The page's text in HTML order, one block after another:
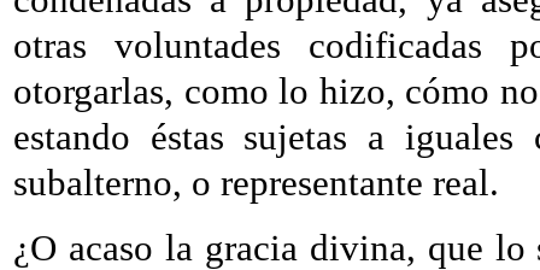
otras voluntades codificadas
otorgarlas, como lo hizo, cómo
estando éstas sujetas a
subalterno, o representante real.
¿O acaso la gracia divina, que